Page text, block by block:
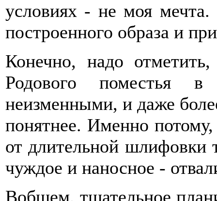
условиях - не моя
построенного образа и
Конечно, надо
Родового поместья
неизменными, и даже
понятнее. Именно потому,
от длительной шлифовки
чуждое и наносное -
Вобщем, тщательное